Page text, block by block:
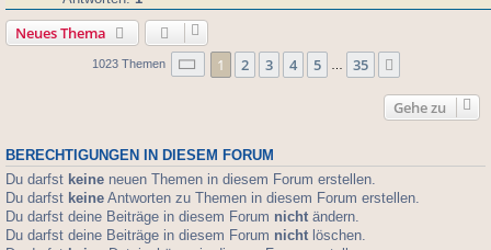
Neues Thema
1023 Themen Seite 1von 35
1 2 3 4 5 35
Gehe zu
BERECHTIGUNGEN IN DIESEM FORUM
Du darfst keine neuen Themen in diesem Forum erstellen.
Du darfst keine Antworten zu Themen in diesem Forum erstellen.
Du darfst deine Beiträge in diesem Forum nicht ändern.
Du darfst deine Beiträge in diesem Forum nicht löschen.